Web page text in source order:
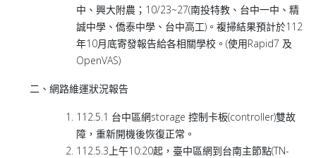
中、興大附農；10/23~27(南投特教、台中一中、精
誠中學、僑泰中學、台中高工)。複掃結果預計於112
年10月底寄發報告給各相關學校。(使用Rapid7 及
OpenVAS)
二、網路維運狀況報告
112.5.1 台中區網storage 控制卡板(controller)雙故
障，重新開機後恢復正常。
112.5.3上午10:20起，臺中區網到台南主節點(TN-